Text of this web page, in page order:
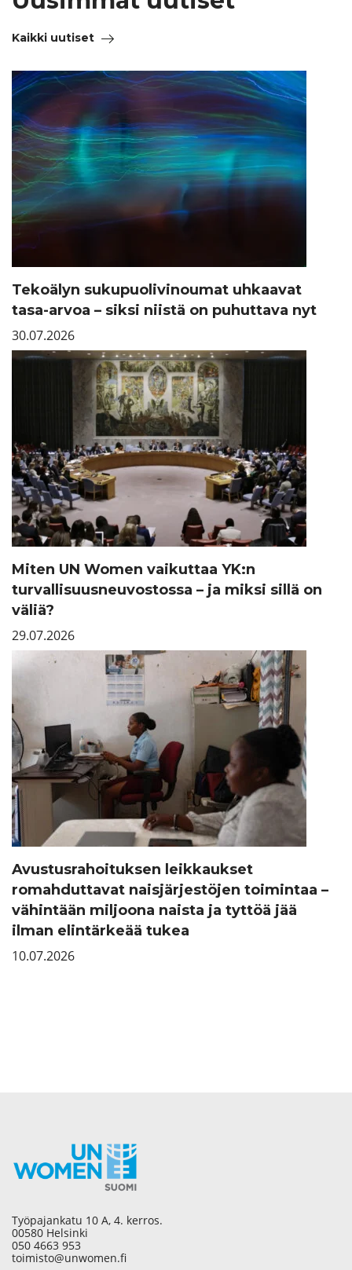
Kaikki uutiset
Tekoälyn sukupuolivinoumat uhkaavat
tasa-arvoa – siksi niistä on puhuttava nyt
30.07.2026
Miten UN Women vaikuttaa YK:n
turvallisuusneuvostossa – ja miksi sillä on
väliä?
29.07.2026
Avustusrahoituksen leikkaukset
romahduttavat naisjärjestöjen toimintaa –
vähintään miljoona naista ja tyttöä jää
ilman elintärkeää tukea
10.07.2026
Työpajankatu 10 A, 4. kerros.
00580 Helsinki
050 4663 953
toimisto@unwomen.fi